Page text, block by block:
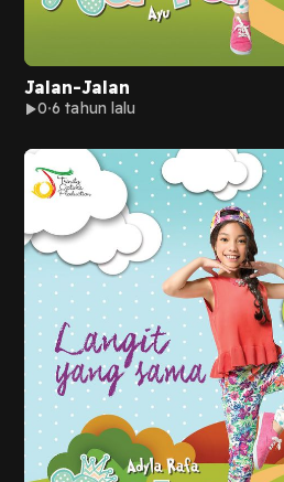
Jalan-Jalan
0 6 tahun lalu